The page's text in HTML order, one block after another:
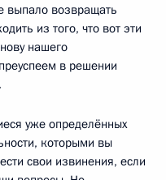
выпало возвращать
из того, что вот эти
нашего
в решении
уже определённых
которыми вы
свои извинения, если